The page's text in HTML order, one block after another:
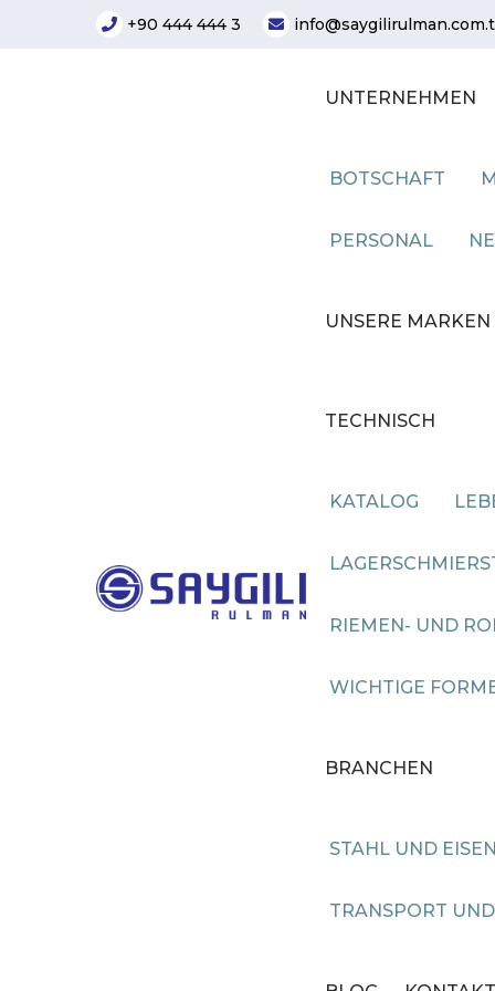
+90 444 444 3
UNTERNEHMEN
BOTSCHAFT
PERSONAL
UNSERE MARKEN
TECHNISCH
KATALOG
RIEMEN- UND
WICHTIGE
BRANCHEN
STAHL UND EISEN
TRANSPORT